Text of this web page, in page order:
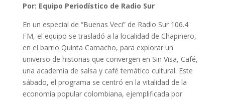
Por: Equipo Periodístico de Radio Sur
En un especial de “Buenas Veci” de Radio Sur 106.4
FM, el equipo se trasladó a la localidad de Chapinero,
en el barrio Quinta Camacho, para explorar un
universo de historias que convergen en Sin Visa, Café,
una academia de salsa y café temático cultural. Este
sábado, el programa se centró en la vitalidad de la
economía popular colombiana, ejemplificada por